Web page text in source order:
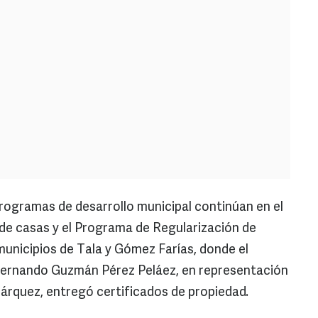
de desarrollo municipal continúan en el
casas y el Programa de Regularización de
de Tala y Gómez Farías, donde el
Guzmán Pérez Peláez, en representación
entregó certificados de propiedad.